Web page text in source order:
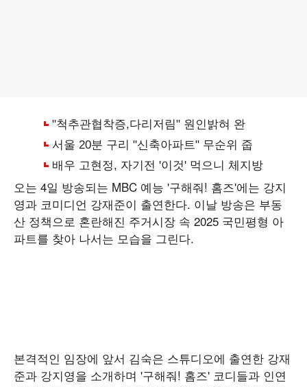
오는 4일 방송되는 MBC 예능 '구해줘! 홈즈'에는 강지
영과 코미디언 강재준이 출연한다. 이날 방송은 부동
산 정책으로 혼란해진 주거시장 속 2025 국민평형 아
파트를 찾아 나서는 모습을 그린다.
본격적인 임장에 앞서 김숙은 스튜디오에 출연한 강재
준과 강지영을 소개하며 '구해줘! 홈즈' 코디들과 인연